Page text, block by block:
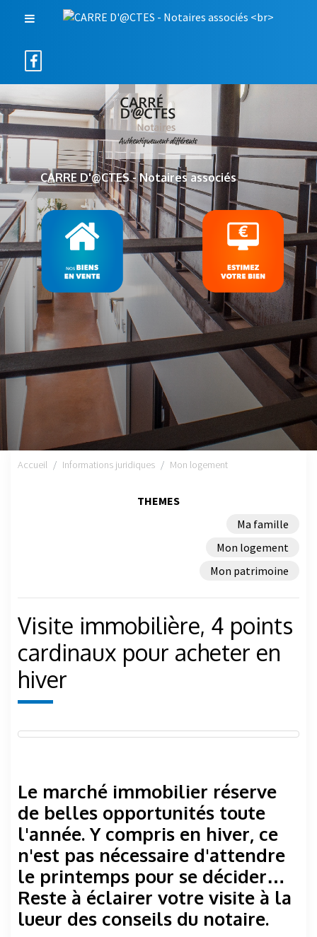
CARRE D'@CTES - Notaires associés
Accueil Informations juridiques Mon logement
THEMES
Ma famille
Mon logement
Mon patrimoine
Visite immobilière, 4 points
cardinaux pour acheter en
hiver
Le marché immobilier réserve
de belles opportunités toute
l'année. Y compris en hiver, ce
n'est pas nécessaire d'attendre
le printemps pour se décider…
Reste à éclairer votre visite à la
lueur des conseils du notaire.